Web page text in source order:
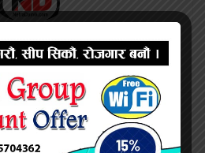
प्रदिप सिंह